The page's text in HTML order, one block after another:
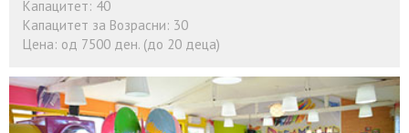
Капацитет: 40
Капацитет за Возрасни: 30
Цена: од 7500 ден. (до 20 деца)